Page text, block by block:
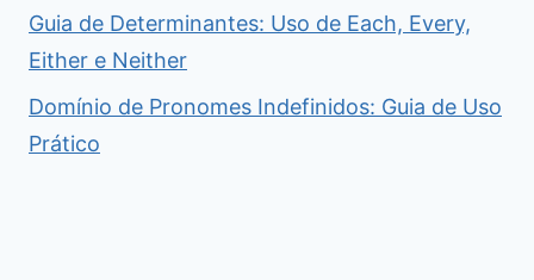
Guia de Determinantes: Uso de Each, Every,
Either e Neither
Domínio de Pronomes Indefinidos: Guia de Uso
Prático